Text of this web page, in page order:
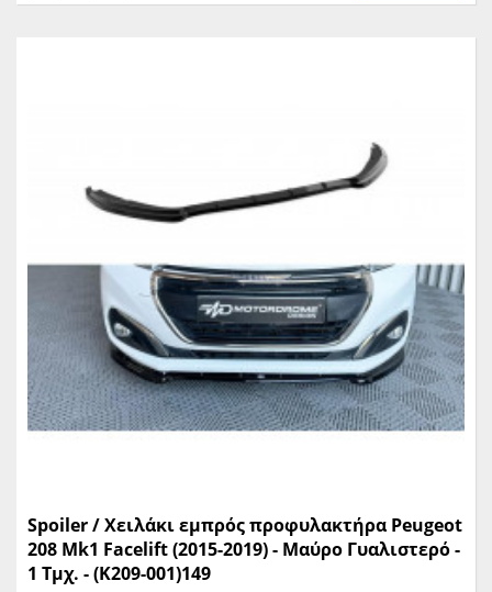
Spoiler / Χειλάκι εμπρός προφυλακτήρα Peugeot
208 Mk1 Facelift (2015-2019) - Μαύρο Γυαλιστερό -
1 Τμχ. - (K209-001)149